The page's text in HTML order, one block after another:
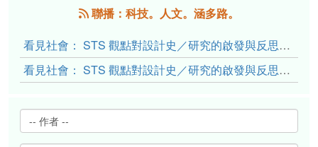
聯播：科技。人文。涵多路。
看見社會： STS 觀點對設計史／研究的啟發與反思（下）
看見社會： STS 觀點對設計史／研究的啟發與反思（上）